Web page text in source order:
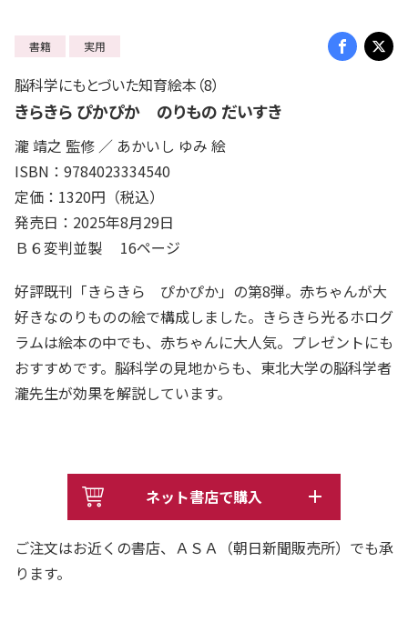
書籍 実用
脳科学にもとづいた知育絵本（8）
きらきら ぴかぴか のりもの だいすき
瀧 靖之 監修 ／ あかいし ゆみ 絵
ISBN：9784023334540
定価：1320円（税込）
発売日：2025年8月29日
Ｂ６変判並製 16ページ
好評既刊「きらきら ぴかぴか」の第8弾。赤ちゃんが大
好きなのりものの絵で構成しました。きらきら光るホログ
ラムは絵本の中でも、赤ちゃんに大人気。プレゼントにも
おすすめです。脳科学の見地からも、東北大学の脳科学者
瀧先生が効果を解説しています。
ネット書店で購入
ご注文はお近くの書店、ＡＳＡ（朝日新聞販売所）でも承
ります。